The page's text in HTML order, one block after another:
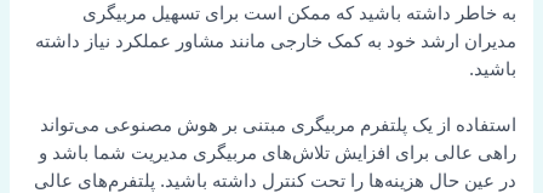
به خاطر داشته باشید که ممکن است برای تسهیل مربیگری
مدیران ارشد خود به کمک خارجی مانند مشاور عملکرد نیاز داشته
باشید.
استفاده از یک پلتفرم مربیگری مبتنی بر هوش مصنوعی می‌تواند
راهی عالی برای افزایش تلاش‌های مربیگری مدیریت شما باشد و
در عین حال هزینه‌ها را تحت کنترل داشته باشید. پلتفرم‌های عالی